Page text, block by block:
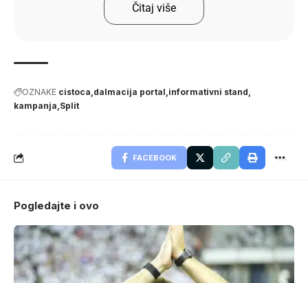
Čitaj više
OZNAKE cistoca dalmacija portal informativni stand
kampanja Split
FACEBOOK
Pogledajte i ovo